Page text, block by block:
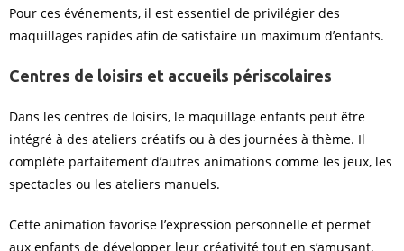
Pour ces événements, il est essentiel de privilégier des
maquillages rapides afin de satisfaire un maximum d’enfants.
Centres de loisirs et accueils périscolaires
Dans les centres de loisirs, le maquillage enfants peut être
intégré à des ateliers créatifs ou à des journées à thème. Il
complète parfaitement d’autres animations comme les jeux, les
spectacles ou les ateliers manuels.
Cette animation favorise l’expression personnelle et permet
aux enfants de développer leur créativité tout en s’amusant.